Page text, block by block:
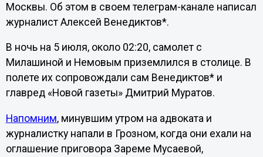
Москвы. Об этом в своем телеграм-канале написал
журналист Алексей Венедиктов*.
В ночь на 5 июля, около 02:20, самолет с
Милашиной и Немовым приземлился в столице. В
полете их сопровождали сам Венедиктов* и
главред «Новой газеты» Дмитрий Муратов.
Напомним, минувшим утром на адвоката и
журналистку напали в Грозном, когда они ехали на
оглашение приговора Зареме Мусаевой,